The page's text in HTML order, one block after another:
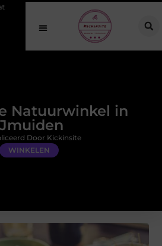
verandert in 2026
Natuurwinkel in
WINKELEN
Door Kickinsite